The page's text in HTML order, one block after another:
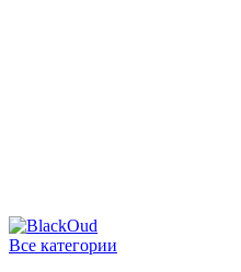
Все категории